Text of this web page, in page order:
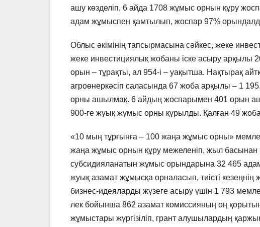
ашу көзделіп, 6 айда 1708 жұмыс орнын құру
адам жұмыспен қамтылып, жоспар 97%
Облыс әкімінің тапсырмасына сәйкес, жеке
жеке инвестициялық жобаны іске асыру арқылы
орын – тұрақты, ал 954-і – уақытша. Нақтырақ
агроөнеркәсіп саласында 67 жоба арқылы – 1
орны ашылмақ. 6 айдың жоспарымен 401 орын ашу
900-ге жуық жұмыс орны құрылды. Қалған 49
«10 мың тұрғынға – 100 жаңа жұмыс орны»
жаңа жұмыс орнын құру межеленіп, жыл
субсидияланатын жұмыс орындарына 32 465
жуық азамат жұмысқа орналасып, тиісті
бизнес-идеяларды жүзеге асыру үшін 1 793
лек бойынша 862 азамат комиссияның оң
жұмыстары жүргізіліп, грант алушылардың